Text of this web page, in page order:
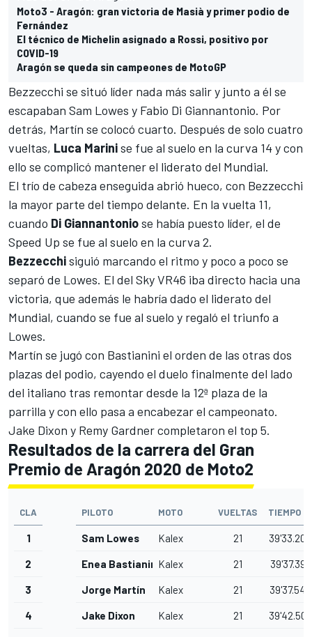
Moto3 - Aragón: gran victoria de Masià y primer podio de
Fernández
El técnico de Michelin asignado a Rossi, positivo por
COVID-19
Aragón se queda sin campeones de MotoGP
Bezzecchi se situó líder nada más salir y junto a él se
escapaban Sam Lowes y Fabio Di Giannantonio. Por
detrás, Martín se colocó cuarto. Después de solo cuatro
vueltas, Luca Marinise fue al suelo en la curva 14 y con
ello se complicó mantener el liderato del Mundial.
El trío de cabeza enseguida abrió hueco, con Bezzecchi
la mayor parte del tiempo delante. En la vuelta 11,
cuando Di Giannantoniose había puesto líder, el de
Speed Up se fue al suelo en la curva 2.
Bezzecchisiguió marcando el ritmo y poco a poco se
separó de Lowes. El del Sky VR46 iba directo hacia una
victoria, que además le habría dado el liderato del
Mundial, cuando se fue al suelo y regaló el triunfo a
Lowes.
Martín se jugó con Bastianini el orden de las otras dos
plazas del podio, cayendo el duelo finalmente del lado
del italiano tras remontar desde la 12ª plaza de la
parrilla y con ello pasa a encabezar el campeonato.
Jake Dixon y Remy Gardner completaron el top 5.
Resultados de la carrera del Gran
Premio de Aragón 2020 de Moto2
CLA PILOTO MOTO VUELTAS TIEMPO
1 Sam Lowes Kalex 21 39'33.202
2 Enea BastianiniKalex 21 39'37.397
3 Jorge Martín Kalex 21 39'37.542
4 Jake Dixon Kalex 21 39'42.500